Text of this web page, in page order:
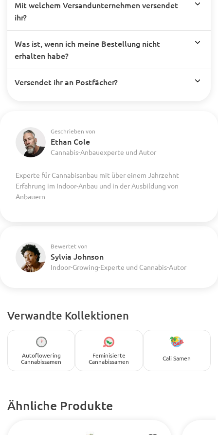
Mit welchem Versandunternehmen versendet
ihr?
Was ist, wenn ich meine Bestellung nicht
erhalten habe?
Versendet ihr an Postfächer?
Geschrieben von
Ethan Cole
Cannabis-Anbauexperte und Autor
Experte für Cannabisanbau mit über einem Jahrzehnt
Erfahrung im Indoor-Anbau und in der Ausbildung von
Anbauern
Bewertet von
Sylvia Johnson
Indoor-Growing-Experte und Cannabis-Autor
Verwandte Kollektionen
Autoflowering
Cannabissamen
Feminisierte
Cannabissamen
Cali Samen
Ähnliche Produkte